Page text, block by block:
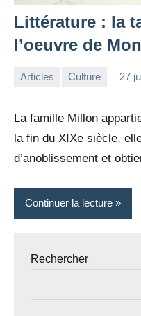
Littérature : la
l’oeuvre de
Articles Culture 27
La famille Millon
la fin du XIXe siècle,
d’anoblissement et
Continuer la lecture
Rechercher